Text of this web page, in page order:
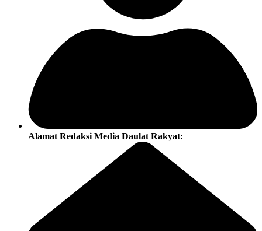
Alamat Redaksi Media Daulat Rakyat: